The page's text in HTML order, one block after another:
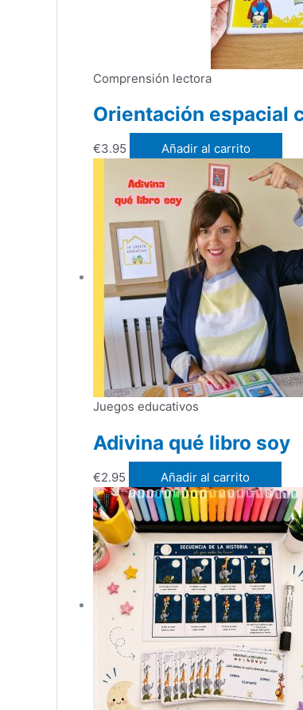
Comprensión lectora
Orientación espacial
€3.95 Añadir al carrito
Juegos educativos
Adivina qué libro soy
€2.95 Añadir al carrito